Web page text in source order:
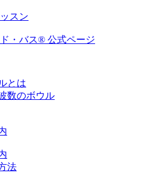
スン
とは
数のボウル
法